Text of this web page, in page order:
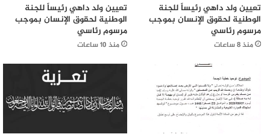
تعيين ولد داهي رئيساً للجنة
الوطنية لحقوق الإنسان بموجب
مرسوم رئاسي
منذ 8 ساعات
تعيين ولد داهي رئيساً للجنة
الوطنية لحقوق الإنسان بموجب
مرسوم رئاسي
منذ 10 ساعات